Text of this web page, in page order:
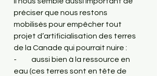
préciser que nous restons
mobilisés pour empêcher tout
projet d’artificialisation des terres
de la Canade qui pourrait nuire :
-          aussi bien à la ressource en
eau (ces terres sont en tête de